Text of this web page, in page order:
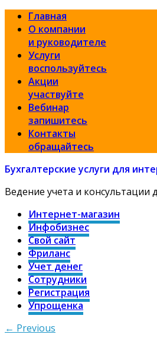
Главная
О компании
и руководителе
Услуги
воспользуйтесь
Акции
участвуйте
Вебинар
запишитесь
Контакты
обращайтесь
Бухгалтерские услуги для
Ведение учета и консультации
Интернет-магазин
Инфобизнес
Свой сайт
Фриланс
Учет денег
Сотрудники
Регистрация
Упрощенка
← Previous